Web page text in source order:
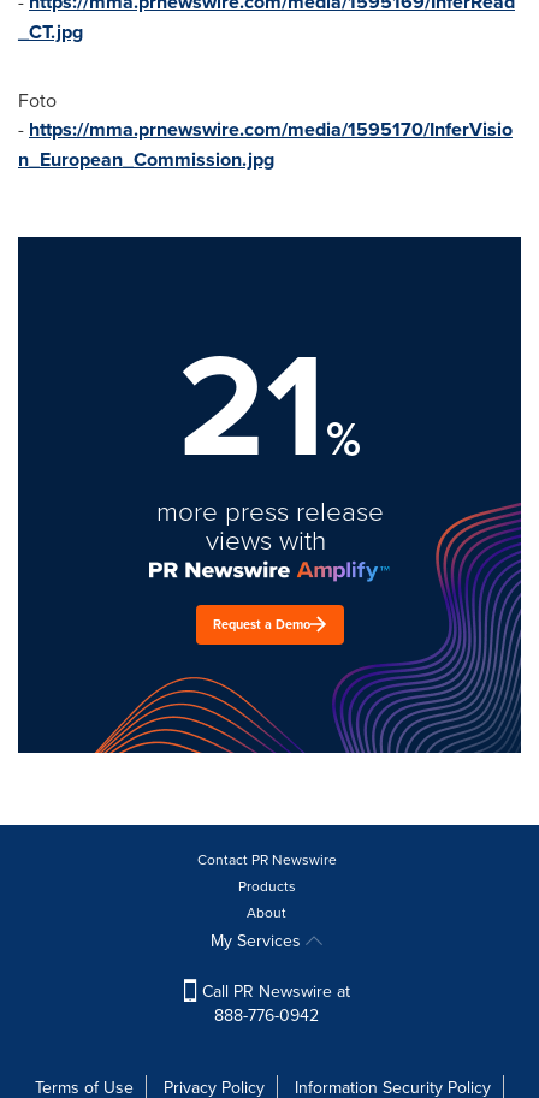
_CT.jpg
Foto
- https://mma.prnewswire.com/media/1595170/InferVisio
n_European_Commission.jpg
21%
more press release
views with
Request a Demo
Contact PR Newswire
Products
About
My Services
Call PR Newswire at
888-776-0942
Terms of Use Privacy Policy Information Security Policy